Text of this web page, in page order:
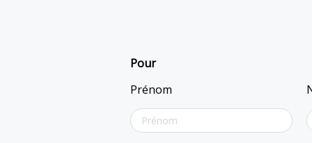
Pour
Prénom